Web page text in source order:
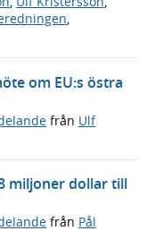
,
om EU:s östra
från Ulf
miljoner dollar till
från Pål